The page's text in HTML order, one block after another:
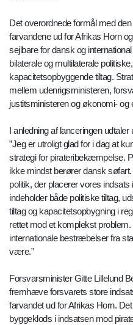
Det overordnede formål med
farvandene ud for Afrikas Horn
sejlbare for dansk og
bilaterale og multilaterale
kapacitetsopbyggende tiltag.
mellem udenrigsministeren,
justitsministeren og økonomi- og
I anledning af lanceringen
”Jeg er utroligt glad for i dag at
strategi for pirateribekæmpelse.
ikke mindst berører dansk
politik, der placerer vores
indeholder både politiske tiltag,
tiltag og kapacitetsopbygning i
rettet mod et komplekst
internationale bestræbelser fra
være.”
Forsvarsminister Gitte Lillelund
fremhæve forsvarets store
farvandet ud for Afrikas Horn.
byggeklods i indsatsen mod